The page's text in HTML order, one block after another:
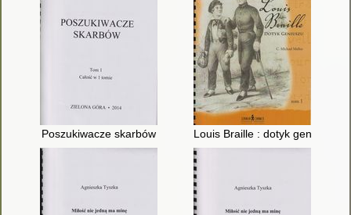
Poszukiwacze skarbów Louis Braille : dotyk geniuszu.